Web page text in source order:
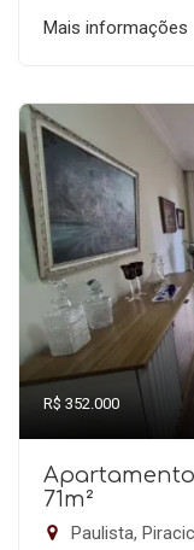
Mais informações
R$ 352.000
71m²
Paulista,